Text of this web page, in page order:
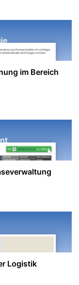
im Bereich
Logistik